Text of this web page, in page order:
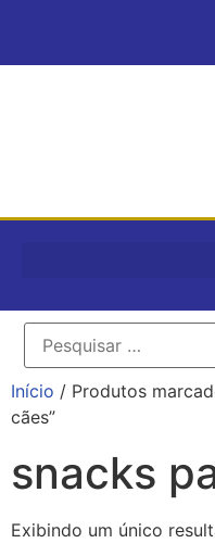
Início / Produtos
cães”
snacks
Exibindo um único